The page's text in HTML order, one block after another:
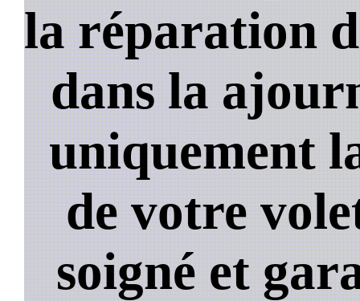
la réparation
dans la
uniquement
de votre
soigné et